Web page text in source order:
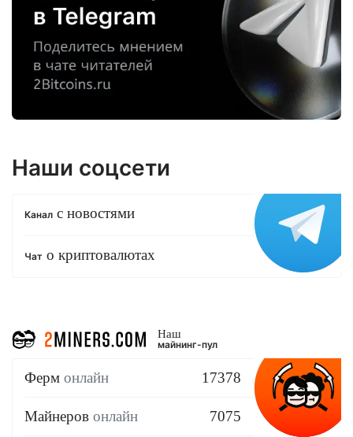
Наши соцсети
Канал с новостями
Чат о криптовалютах
Наш
майнинг-пул
Ферм онлайн 17378
Майнеров онлайн 7075